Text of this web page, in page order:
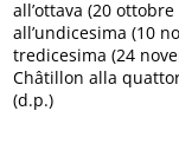
all’ottava (20
all’undicesima (10
tredicesima (24
Châtillon alla
(d.p.)